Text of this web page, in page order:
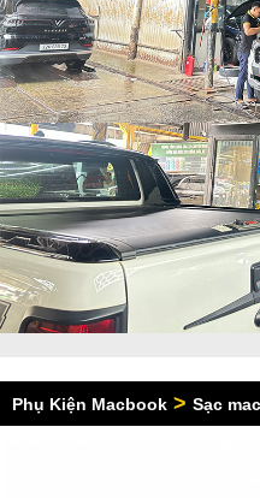
Phụ Kiện Macbook > Sạc